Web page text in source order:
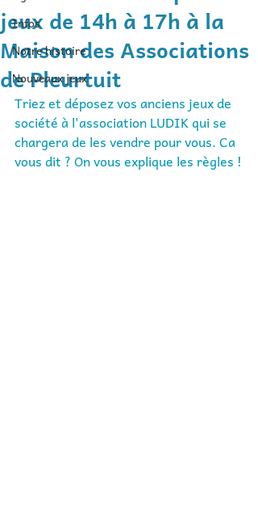
Infos
Notre histoire
Nouveaux jeux
jeux de 14h à 17h à la
Maison des Associations
de Pleurtuit
Triez et déposez vos anciens jeux de
société à l'association LUDIK qui se
chargera de les vendre pour vous. Ca
vous dit ? On vous explique les règles !